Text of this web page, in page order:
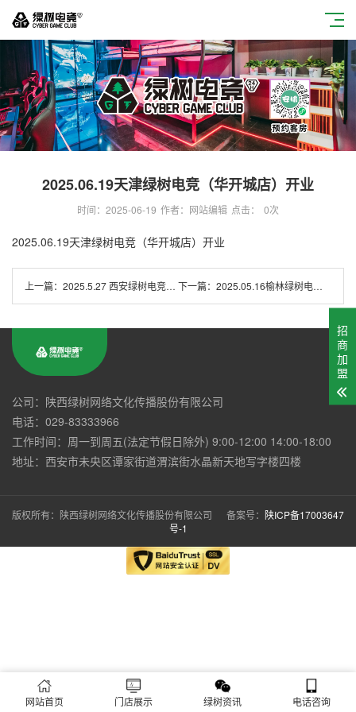
2025.06.19天津绿树电竞（华开城店）开业
时间：2025-06-19 作者：网站编辑 点击： 0次
2025.06.19天津绿树电竞（华开城店）开业
上一篇： 2025.5.27 西安绿树电竞（唐延路T11店）开业 下一篇： 2025.05.16榆林绿树电竞（悦乐广场店）开业
公司：陕西绿树网络文化传播股份有限公司
电话：029-83333966
工作时间：周一到周五(法定节假日除外) 9:00-12:00 14:00-18:00
地址：西安市未央区谭家街道渭滨街水晶新天地写字楼四楼
版权所有：陕西绿树网络文化传播股份有限公司 备案号： 陕ICP备17003647
号-1
网站首页 门店展示 绿树资讯 电话咨询
招
商
加
盟